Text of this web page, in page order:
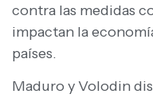
contra las medidas
impactan la
países.
Maduro y Volodin